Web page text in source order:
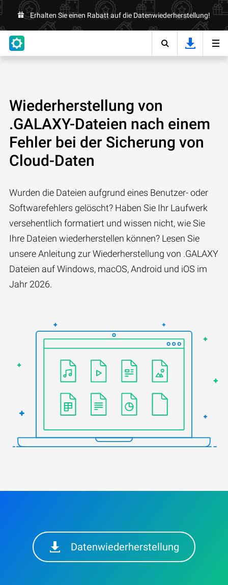
Erhalten Sie einen Rabatt auf die Datenwiederherstellung!
Wiederherstellung von
.GALAXY-Dateien nach einem
Fehler bei der Sicherung von
Cloud-Daten
Wurden die Dateien aufgrund eines Benutzer- oder
Softwarefehlers gelöscht? Haben Sie Ihr Laufwerk
versehentlich formatiert und wissen nicht, wie Sie
Ihre Dateien wiederherstellen können? Lesen Sie
unsere Anleitung zur Wiederherstellung von .GALAXY
Dateien auf Windows, macOS, Android und iOS im
Jahr 2026.
Datenwiederherstellung